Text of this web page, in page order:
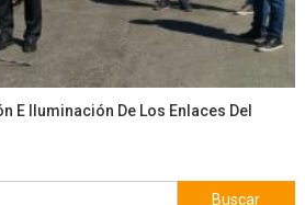
E Iluminación De Los Enlaces Del
Buscar: